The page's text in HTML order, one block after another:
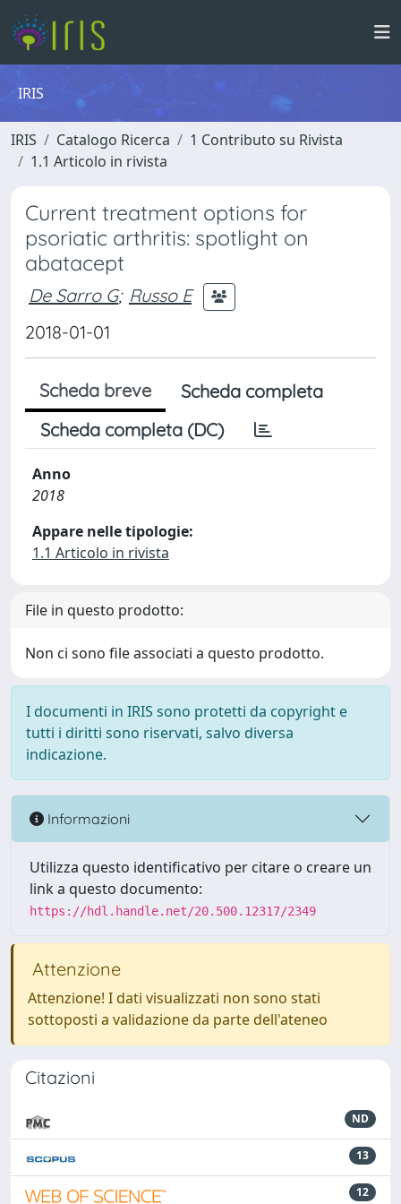
IRIS
IRIS Catalogo Ricerca
1 Contributo su Rivista
1.1 Articolo in rivista
Current treatment options for
psoriatic arthritis: spotlight on
abatacept
De Sarro G; Russo E
2018-01-01
Scheda breve
Scheda completa
Scheda completa (DC)
Anno
2018
Appare nelle tipologie:
1.1 Articolo in rivista
File in questo prodotto:
Non ci sono file associati a questo prodotto.
I documenti in IRIS sono protetti da copyright e
tutti i diritti sono riservati, salvo diversa
indicazione.
Informazioni
Utilizza questo identificativo per citare o creare un
link a questo documento:
https://hdl.handle.net/20.500.12317/2349
Attenzione
Attenzione! I dati visualizzati non sono stati
sottoposti a validazione da parte dell'ateneo
Citazioni
ND
13
12